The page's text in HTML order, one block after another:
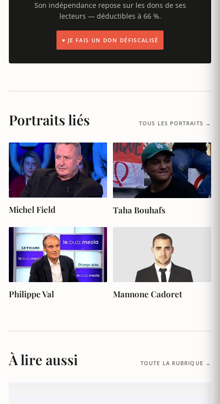
Son indépendance repose sur les dons de ses
lecteurs — déductibles à 66 %.
♥ JE FAIS UN DON DÉFISCALISÉ
Portraits liés TOUS LES PORTRAITS →
Michel Field Taha Bouhafs
Philippe Val Mannone Cadoret
À lire aussi TOUTE LA RUBRIQUE →